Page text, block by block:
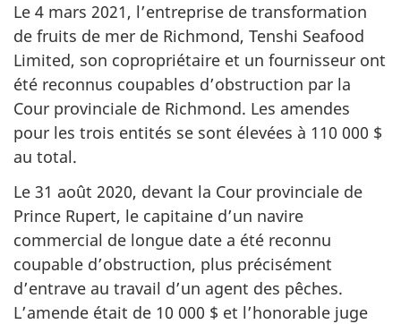
Le 4 mars 2021, l’entreprise de transformation
de fruits de mer de Richmond, Tenshi Seafood
Limited, son copropriétaire et un fournisseur ont
été reconnus coupables d’obstruction par la
Cour provinciale de Richmond. Les amendes
pour les trois entités se sont élevées à 110 000 $
au total.
Le 31 août 2020, devant la Cour provinciale de
Prince Rupert, le capitaine d’un navire
commercial de longue date a été reconnu
coupable d’obstruction, plus précisément
d’entrave au travail d’un agent des pêches.
L’amende était de 10 000 $ et l’honorable juge